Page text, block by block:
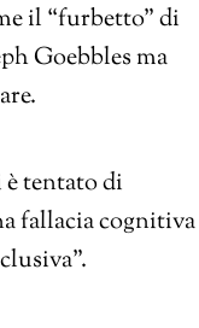
il “furbetto” di
Goebbles ma
tentato di
fallacia cognitiva